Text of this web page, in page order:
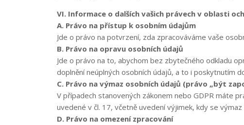
VI. Informace o dalších vašich právech v oblasti
A. Právo na přístup k osobním údajům
Jde o právo na potvrzení, zda zpracováváme vaše
B. Právo na opravu osobních údajů
Jde o právo na to, abychom bez zbytečného odkladu
doplnění neúplných osobních údajů, a to i poskytnutím
C. Právo na výmaz osobních údajů (právo „být
V případech stanovených zákonem nebo GDPR máte
uvedené v čl. 17, včetně uvedení výjimek, kdy se
D. Právo na omezení zpracování